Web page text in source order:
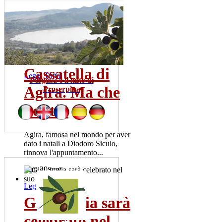
Sono una trentina gia' i tamponi
risultati positivi. La meta' dei
pazienti ricoverata...
mer 22 lug
Leggi Tutto
Cassatella di
Agira. Ma che
bontà!
Agira, famosa nel mondo per aver
dato i natali a Diodoro Siculo,
rinnova l'appuntamento...
dom 20 nov
Leggi Tutto
Gigi Scalia sarà
Pergusa e il mito di
Proserpina